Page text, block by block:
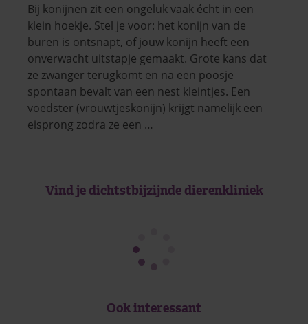
Bij konijnen zit een ongeluk vaak écht in een
klein hoekje. Stel je voor: het konijn van de
buren is ontsnapt, of jouw konijn heeft een
onverwacht uitstapje gemaakt. Grote kans dat
ze zwanger terugkomt en na een poosje
spontaan bevalt van een nest kleintjes. Een
voedster (vrouwtjeskonijn) krijgt namelijk een
eisprong zodra ze een …
Vind je dichtstbijzijnde dierenkliniek
Ook interessant